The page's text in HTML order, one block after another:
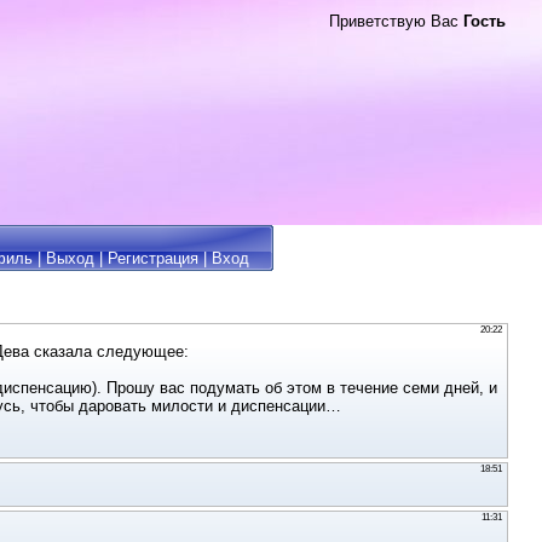
Приветствую Вас Гость
|Выход|Регистрация|Вход